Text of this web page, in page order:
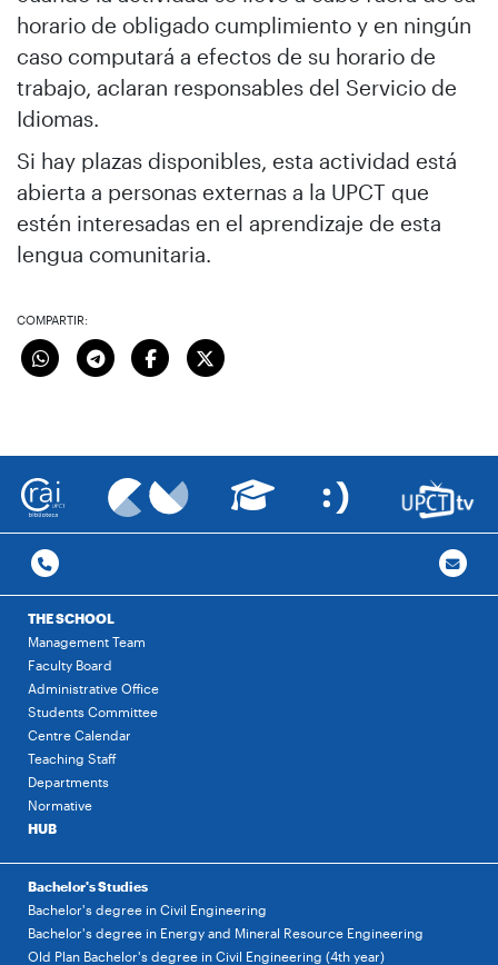
horario de obligado cumplimiento y en ningún
caso computará a efectos de su horario de
trabajo, aclaran responsables del Servicio de
Idiomas.
Si hay plazas disponibles, esta actividad está
abierta a personas externas a la UPCT que
estén interesadas en el aprendizaje de esta
lengua comunitaria.
COMPARTIR:
THE SCHOOL
Management Team
Faculty Board
Administrative Office
Students Committee
Centre Calendar
Teaching Staff
Departments
Normative
HUB
Bachelor's Studies
Bachelor's degree in Civil Engineering
Bachelor's degree in Energy and Mineral Resource Engineering
Old Plan Bachelor's degree in Civil Engineering (4th year)